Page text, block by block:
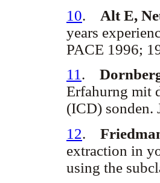
10. Alt E,
years
PACE 1996;
11.
Erfahurng mit
(ICD) sonden.
12.
extraction in
using the